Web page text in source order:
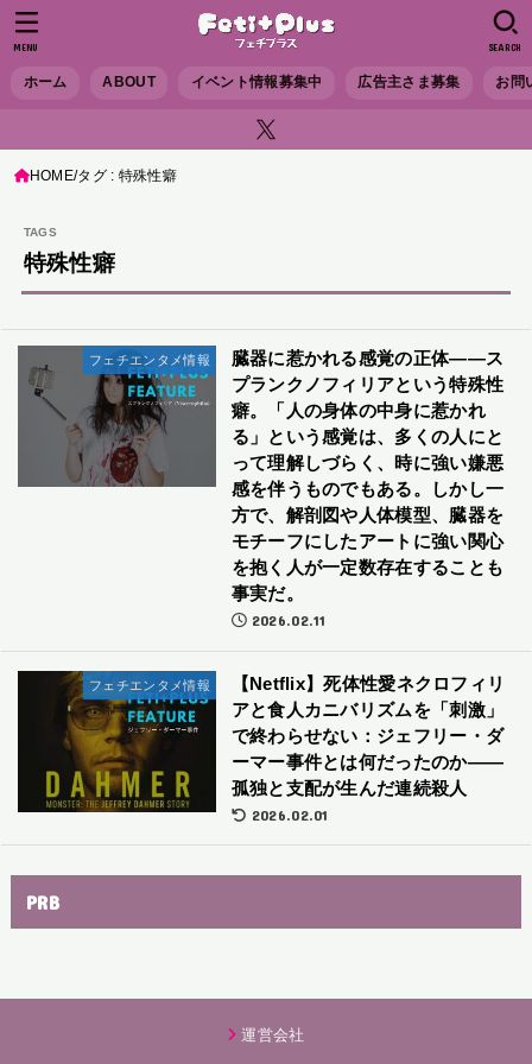
ホーム ABOUT イベント情報募集中 広告主さま募集 お問
SEARCH
MENU
HOME タグ : 特殊性癖
特殊性癖
フェチエンタメ情報
臓器に惹かれる感覚の正体――ス
プランクノフィリアという特殊性
癖。「人の身体の中身に惹かれ
る」という感覚は、多くの人にと
って理解しづらく、時に強い嫌悪
感を伴うものでもある。しかし一
方で、解剖図や人体模型、臓器を
モチーフにしたアートに強い関心
を抱く人が一定数存在することも
事実だ。
2026.02.11
フェチエンタメ情報
【Netflix】死体性愛ネクロフィリ
アと食人カニバリズムを「刺激」
で終わらせない：ジェフリー・ダ
ーマー事件とは何だったのか――
孤独と支配が生んだ連続殺人
2026.02.01
PRB
運営会社